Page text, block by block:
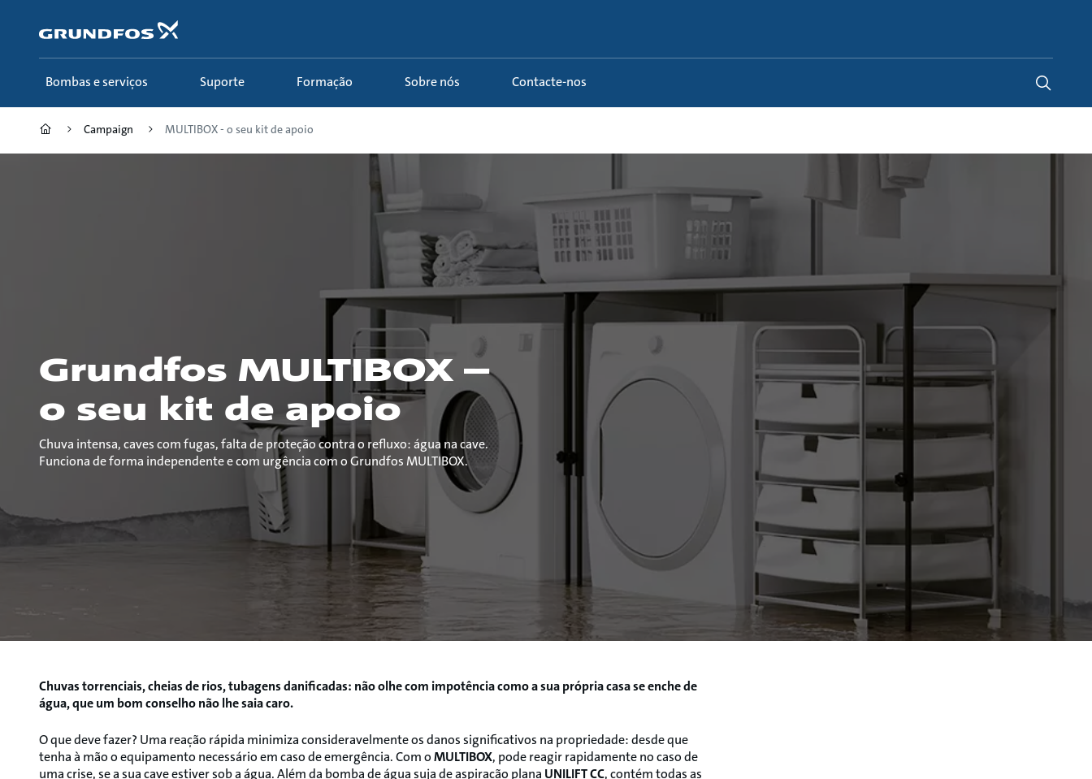
conteúdo
principal
Bombas e serviços Suporte Formação Sobre nós Contacte-nos
Campaign MULTIBOX - o seu kit de apoio
Grundfos MULTIBOX –
o seu kit de apoio
Chuva intensa, caves com fugas, falta de proteção contra o refluxo: água na cave.
Funciona de forma independente e com urgência com o Grundfos MULTIBOX.
Chuvas torrenciais, cheias de rios, tubagens danificadas: não olhe com impotência como a sua própria casa se enche de
água, que um bom conselho não lhe saia caro.
O que deve fazer? Uma reação rápida minimiza consideravelmente os danos significativos na propriedade: desde que
tenha à mão o equipamento necessário em caso de emergência. Com oMULTIBOX, pode reagir rapidamente no caso de
uma crise, se a sua cave estiver sob a água. Além da bomba de água suja de aspiração plana UNILIFT CC, contém todas as